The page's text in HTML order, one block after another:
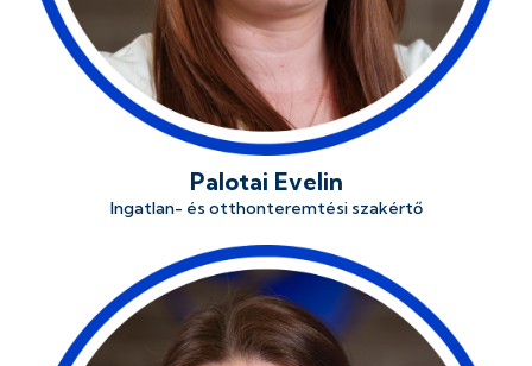
Palotai Evelin
Ingatlan- és otthonteremtési szakértő